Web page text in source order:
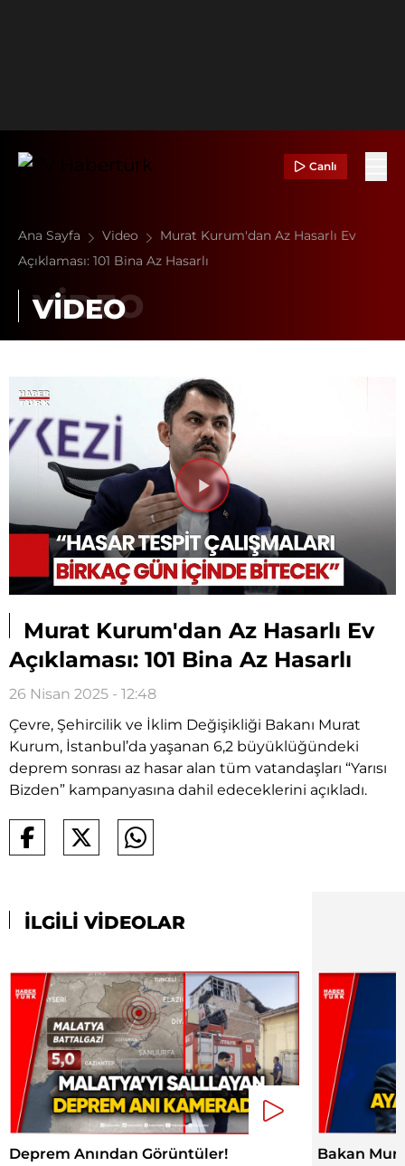
Canlı
Ana Sayfa Video
Murat Kurum'dan Az Hasarlı Ev
Açıklaması: 101 Bina Az Hasarlı
VİDEO
Videoyu
Oynat
Murat Kurum'dan Az Hasarlı Ev
Açıklaması: 101 Bina Az Hasarlı
26 Nisan 2025 - 12:48
Çevre, Şehircilik ve İklim Değişikliği Bakanı Murat
Kurum, İstanbul’da yaşanan 6,2 büyüklüğündeki
deprem sonrası az hasar alan tüm vatandaşları “Yarısı
Bizden” kampanyasına dahil edeceklerini açıkladı.
İLGİLİ VİDEOLAR
Deprem Anından Görüntüler!
Bakan